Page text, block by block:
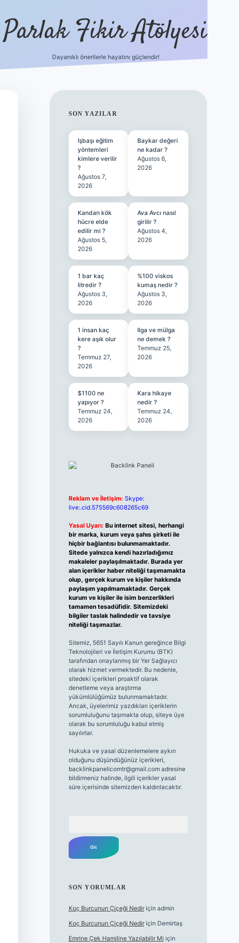
Parlak Fikir Atölyesi
Dayanıklı önerilerle hayatını güçlendir!
SIDEBAR
SON YAZILAR
Işbaşı eğitim
yöntemleri
kimlere verilir
?
Ağustos 7,
2026
Baykar değeri
ne kadar ?
Ağustos 6,
2026
Kandan kök
hücre elde
edilir mi ?
Ağustos 5,
2026
Ava Avcı nasıl
girilir ?
Ağustos 4,
2026
1 bar kaç
litredir ?
Ağustos 3,
2026
%100 viskos
kumaş nedir ?
Ağustos 3,
2026
1 insan kaç
kere aşık olur
?
Temmuz 27,
2026
Ilga ve mülga
ne demek ?
Temmuz 25,
2026
$1100 ne
yapıyor ?
Temmuz 24,
2026
Kara hikaye
nedir ?
Temmuz 24,
2026
Reklam ve İletişim: Skype:
live:.cid.575569c608265c69
Yasal Uyarı: Bu internet sitesi, herhangi
bir marka, kurum veya şahıs şirketi ile
hiçbir bağlantısı bulunmamaktadır.
Sitede yalnızca kendi hazırladığımız
makaleler paylaşılmaktadır. Burada yer
alan içerikler haber niteliği taşımamakta
olup, gerçek kurum ve kişiler hakkında
paylaşım yapılmamaktadır. Gerçek
kurum ve kişiler ile isim benzerlikleri
tamamen tesadüfidir. Sitemizdeki
bilgiler taslak halindedir ve tavsiye
niteliği taşımazlar.
Sitemiz, 5651 Sayılı Kanun gereğince Bilgi
Teknolojileri ve İletişim Kurumu (BTK)
tarafından onaylanmış bir Yer Sağlayıcı
olarak hizmet vermektedir. Bu nedenle,
sitedeki içerikleri proaktif olarak
denetleme veya araştırma
yükümlülüğümüz bulunmamaktadır.
Ancak, üyelerimiz yazdıkları içeriklerin
sorumluluğunu taşımakta olup, siteye üye
olarak bu sorumluluğu kabul etmiş
sayılırlar.
Hukuka ve yasal düzenlemelere aykırı
olduğunu düşündüğünüz içerikleri,
backlinkpanelicomtr@gmail.comadresine
bildirmeniz halinde, ilgili içerikler yasal
süre içerisinde sitemizden kaldırılacaktır.
SON YORUMLAR
Koç Burcunun Çiçeği Nediriçin admin
Koç Burcunun Çiçeği Nediriçin Demirtaş
Emrine Çek Hamiline Yazılabilir Mi için
ilbet casino